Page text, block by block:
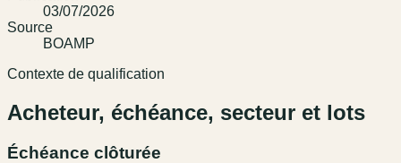
03/07/2026
Source
BOAMP
Contexte de qualification
Acheteur, échéance, secteur et lots
Échéance clôturée